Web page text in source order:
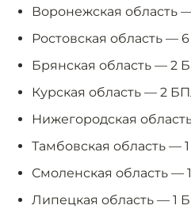
Воронежская область
Ростовская область —
Брянская область — 2
Курская область ️— 2
Нижегородская
Тамбовская область —
Смоленская область —
Липецкая область — 1